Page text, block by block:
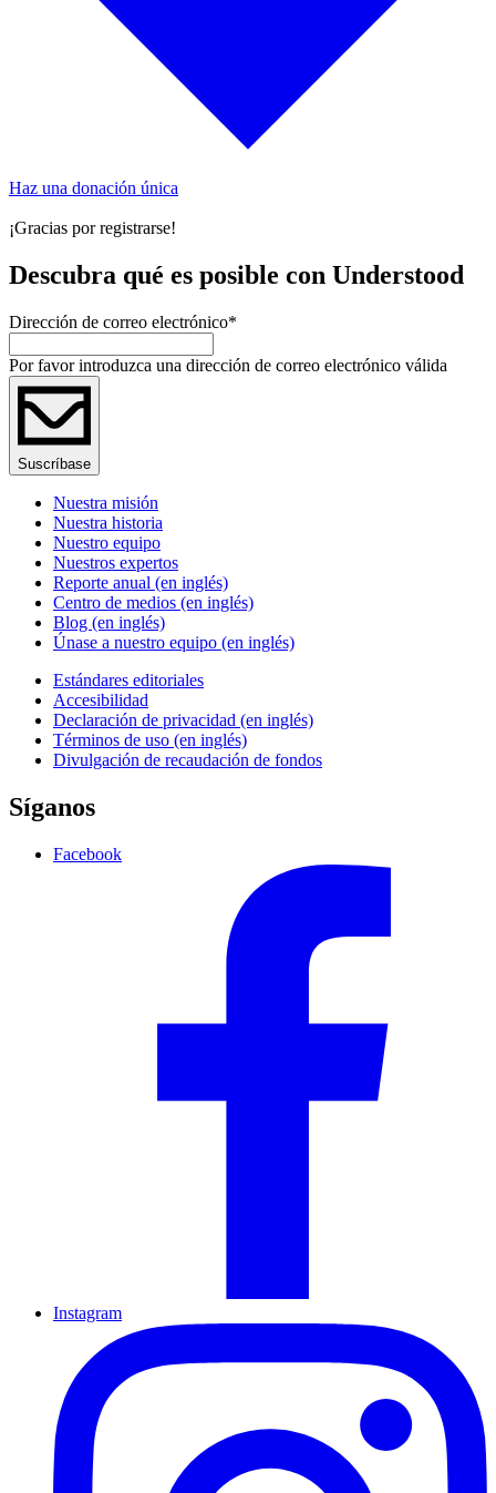
Haz una donación única
¡Gracias por registrarse!
Descubra qué es posible con Understood
Dirección de correo electrónico*
Por favor introduzca una dirección de correo electrónico válida
Suscríbase
Nuestra misión
Nuestra historia
Nuestro equipo
Nuestros expertos
Reporte anual (en inglés)
Centro de medios (en inglés)
Blog (en inglés)
Únase a nuestro equipo (en inglés)
Estándares editoriales
Accesibilidad
Declaración de privacidad (en inglés)
Términos de uso (en inglés)
Divulgación de recaudación de fondos
Síganos
Facebook
Instagram